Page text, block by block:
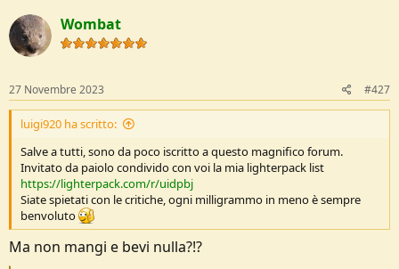
Wombat
27 Novembre 2023 #427
luigi920 ha scritto:
Salve a tutti, sono da poco iscritto a questo magnifico forum.
Invitato da paiolo condivido con voi la mia lighterpack list
https://lighterpack.com/r/uidpbj
Siate spietati con le critiche, ogni milligrammo in meno è sempre
benvoluto
Ma non mangi e bevi nulla?!?